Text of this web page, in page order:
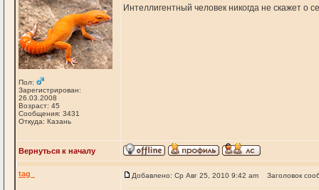
Пол:
Зарегистрирован:
26.03.2008
Возраст: 45
Сообщения: 3431
Откуда: Казань
Интеллигентный человек никогда не скажет о
Вернуться к началу
tag_ Добавлено: Ср Авг 25, 2010 9:42 am Заголовок